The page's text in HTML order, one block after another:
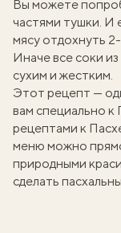
Вы можете
частями тушки. И
мясу отдохнуть
Иначе все соки
сухим и жестким.
Этот рецепт —
вам специально к
рецептами к
меню можно
природными
сделать